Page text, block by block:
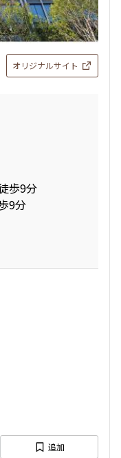
オリジナルサイト
歩9分
9分
追加